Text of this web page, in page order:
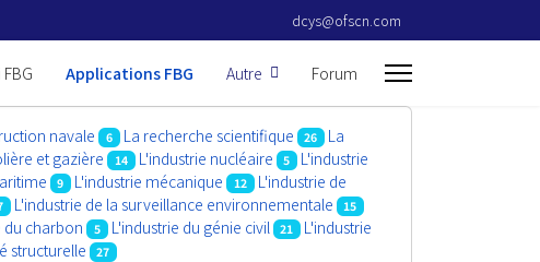
dcys@ofscn.com
Applications FBG Autre Forum
navale 6 La recherche scientifique 26
La
et gazière 14 L'industrie nucléaire 5
L'industrie
9 L'industrie mécanique 12
L'industrie de
L'industrie de la surveillance environnementale 15
du charbon 5 L'industrie du génie civil 21
L'industrie
structurelle 27